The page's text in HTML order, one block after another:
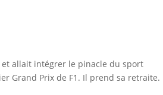
et allait intégrer le pinacle du sport
Grand Prix de F1. Il prend sa retraite.